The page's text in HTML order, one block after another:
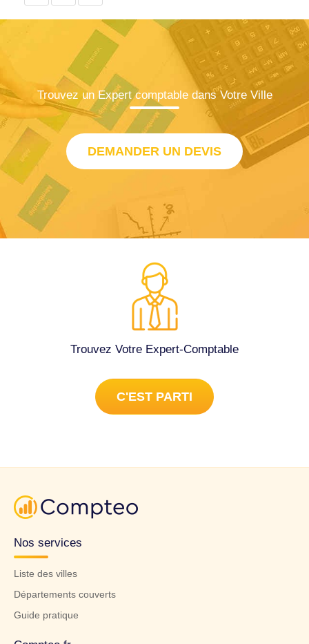
Trouvez un Expert comptable dans Votre Ville
DEMANDER UN DEVIS
Trouvez Votre Expert-Comptable
C'EST PARTI
Nos services
Liste des villes
Départements couverts
Guide pratique